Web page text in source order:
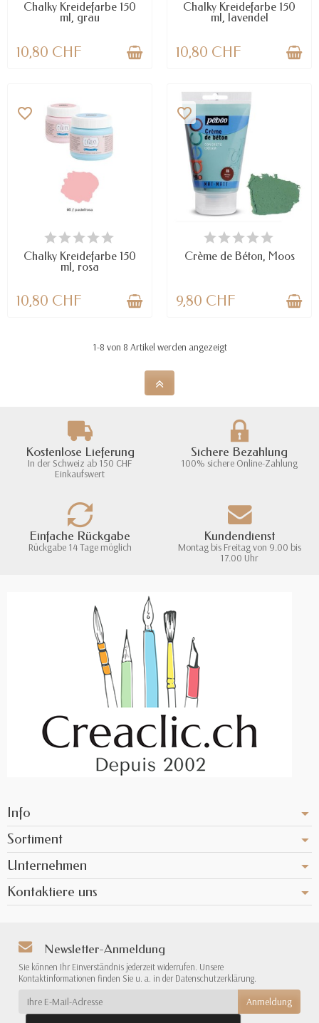
Chalky Kreidefarbe 150
ml, grau
10,80 CHF
Chalky Kreidefarbe 150
ml, lavendel
10,80 CHF
NUR NOCH WENIGE TEILE
VERFÜGBAR
favorite_border
Chalky Kreidefarbe 150
ml, rosa
10,80 CHF
NUR NOCH WENIGE TEILE
VERFÜGBAR
favorite_border
Crème de Béton, Moos
9,80 CHF
1-8 von 8 Artikel werden angezeigt
Kostenlose Lieferung
In der Schweiz ab 150 CHF
Einkaufswert
Sichere Bezahlung
100% sichere Online-Zahlung
Einfache Rückgabe
Rückgabe 14 Tage möglich
Kundendienst
Montag bis Freitag von 9.00 bis
17.00 Uhr
Info
Sortiment
Unternehmen
Kontaktiere uns
Newsletter-Anmeldung
Sie können Ihr Einverständnis jederzeit widerrufen. Unsere
Kontaktinformationen finden Sie u. a. in der Datenschutzerklärung.